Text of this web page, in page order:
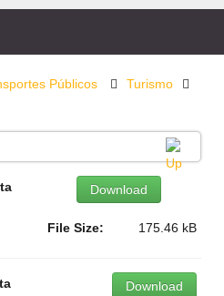
Públicos
Turismo
Download
File Size: 175.46 kB
Download